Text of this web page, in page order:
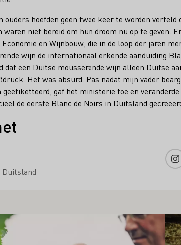
hoefden geen twee keer te worden verteld
niet bereid om hun droom nu op te geven.
en Wijnbouw, die in de loop der jaren
wijn de internationaal erkende aanduiding
een Duitse mousserende wijn alleen Duitse
Het was absurd. Pas nadat mijn vader
gaf het ministerie toe en
de eerste Blanc de Noirs in Duitsland
Duitsland